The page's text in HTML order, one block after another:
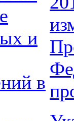
и
в